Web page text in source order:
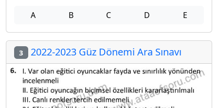
A B C D E
3 2022-2023 Güz Dönemi Ara Sınavı